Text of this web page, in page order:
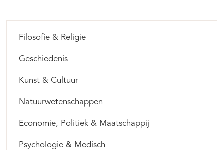
Filosofie & Religie
Geschiedenis
Kunst & Cultuur
Natuurwetenschappen
Economie, Politiek & Maatschappij
Psychologie & Medisch